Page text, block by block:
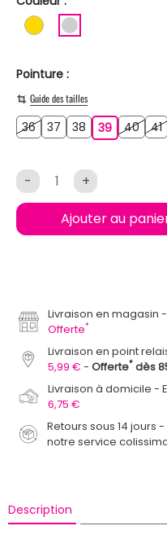
OR
Pointure :
Guide des tailles
363637 3738 38393940404141
- +
Ajouter au
Livraison en magasin
Offerte*
Livraison en point
5,99 €
Offerte* dès
Livraison à domicile
6,75 €
Retours sous 14 jours
notre service
Description